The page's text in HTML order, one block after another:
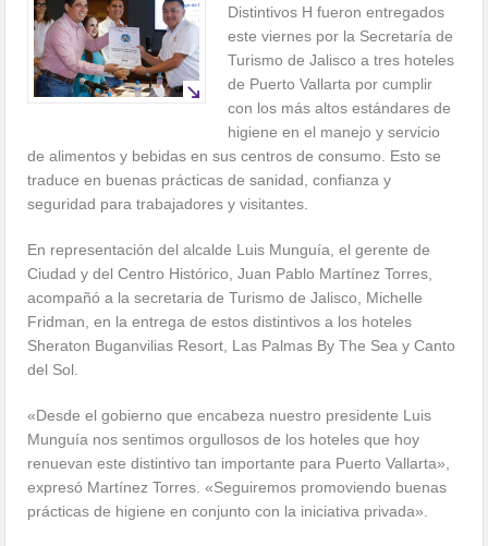
Distintivos H fueron entregados
este viernes por la Secretaría de
Turismo de Jalisco a tres hoteles
de Puerto Vallarta por cumplir
con los más altos estándares de
higiene en el manejo y servicio
de alimentos y bebidas en sus centros de consumo. Esto se
traduce en buenas prácticas de sanidad, confianza y
seguridad para trabajadores y visitantes.
En representación del alcalde Luis Munguía, el gerente de
Ciudad y del Centro Histórico, Juan Pablo Martínez Torres,
acompañó a la secretaria de Turismo de Jalisco, Michelle
Fridman, en la entrega de estos distintivos a los hoteles
Sheraton Buganvilias Resort, Las Palmas By The Sea y Canto
del Sol.
«Desde el gobierno que encabeza nuestro presidente Luis
Munguía nos sentimos orgullosos de los hoteles que hoy
renuevan este distintivo tan importante para Puerto Vallarta»,
expresó Martínez Torres. «Seguiremos promoviendo buenas
prácticas de higiene en conjunto con la iniciativa privada».